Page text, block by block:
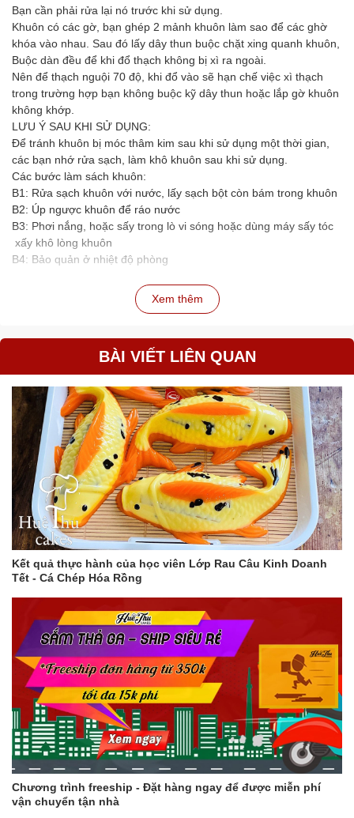
Bạn cần phải rửa lại nó trước khi sử dụng.
Khuôn có các gờ, bạn ghép 2 mảnh khuôn làm sao để các ghờ
khóa vào nhau. Sau đó lấy dây thun buộc chặt xing quanh khuôn,
Buộc dàn đều để khi đổ thạch không bị xì ra ngoài.
Nên để thạch nguội 70 độ, khi đổ vào sẽ hạn chế việc xì thạch
trong trường hợp bạn không buộc kỹ dây thun hoặc lắp gờ khuôn
không khớp.
LƯU Ý SAU KHI SỬ DỤNG:
Để tránh khuôn bị móc thâm kim sau khi sử dụng một thời gian,
các bạn nhớ rửa sạch, làm khô khuôn sau khi sử dụng.
Các bước làm sách khuôn:
B1: Rửa sạch khuôn với nước, lấy sạch bột còn bám trong khuôn
B2: Úp ngược khuôn để ráo nước
B3: Phơi nắng, hoặc sấy trong lò vi sóng hoặc dùng máy sấy tóc
xấy khô lòng khuôn
B4: Bảo quản ở nhiệt độ phòng
Xem thêm
BÀI VIẾT LIÊN QUAN
Kết quả thực hành của học viên Lớp Rau Câu Kinh Doanh
Tết - Cá Chép Hóa Rồng
Chương trình freeship - Đặt hàng ngay để được miễn phí
vận chuyển tận nhà